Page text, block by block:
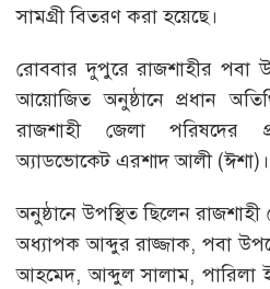
সামগ্রী বিতরণ করা হয়েছে।
রোববার দুপুরে রাজশাহীর পবা
আয়োজিত অনুষ্ঠানে প্রধান
রাজশাহী জেলা পরিষদের
অ্যাডভোকেট এরশাদ আলী (ঈশা)।
অনুষ্ঠানে উপস্থিত ছিলেন
অধ্যাপক আব্দুর রাজ্জাক, পবা
আহমেদ, আব্দুল সালাম, পারিলা